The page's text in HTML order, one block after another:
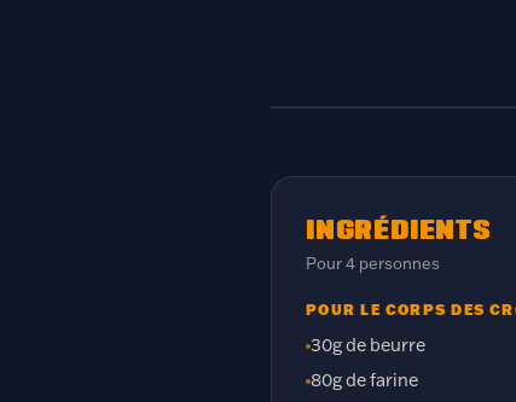
INGRÉDIENTS
Pour4 personnes
POUR LE CORPS DES
30g de beurre
80g de farine